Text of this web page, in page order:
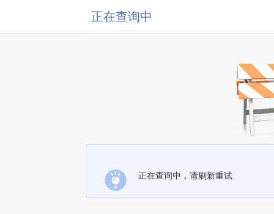
正在查询中
正在查询中，请刷新重试